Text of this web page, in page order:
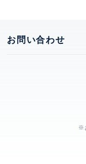
お問い合わせ
※